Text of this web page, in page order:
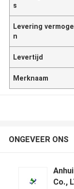
s
Levering vermoge
n
Levertijd
Merknaam
ONGEVEER ONS
Co.,